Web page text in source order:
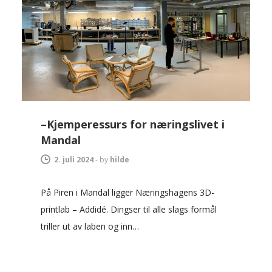
–Kjemperessurs for næringslivet i
Mandal
2. juli 2024- by hilde
På Piren i Mandal ligger Næringshagens 3D-
printlab – Addidé. Dingser til alle slags formål
triller ut av laben og inn…